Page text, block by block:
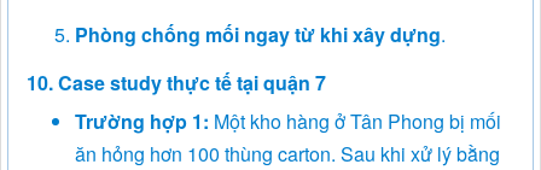
Phòng chống mối ngay từ khi xây dựng.
10. Case study thực tế tại quận 7
Trường hợp 1: Một kho hàng ở Tân Phong bị mối
ăn hỏng hơn 100 thùng carton. Sau khi xử lý bằng